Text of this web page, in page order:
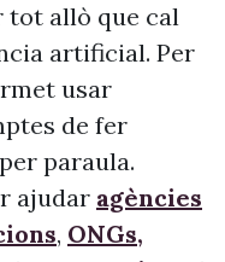
tot allò que cal
artificial. Per
usar
de fer
paraula.
ajudar agències
, ONGs,